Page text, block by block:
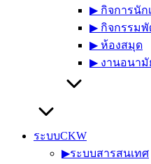
▶︎ กิจการนัก
▶︎ กิจกรรมพั
▶︎ ห้องสมุด
▶︎ งานอนามั
ระบบCKW
▶︎ระบบสารสนเทศ